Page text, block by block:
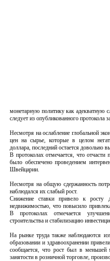
монетарную политику как адекватную
следует из опубликованного протокола
Несмотря на ослабление глобальной
цен на сырье, которые в целом
доллара, последний остается довольно
В протоколах отмечается, что
было обеспечено проведением
Швейцарии.
Несмотря на общую сдержанность
наблюдался их слабый рост.
Снижение ставки привело к росту
недвижимостью, что повысило
В протоколах отмечается
строительства и стабилизацию
На рынке труда также наблюдаются
образовании и здравоохранении
сообщается, что рост был в меньшей
занятости в розничной торговле,